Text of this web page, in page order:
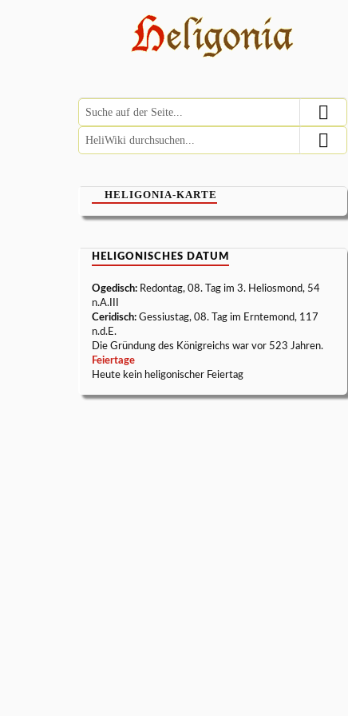
HELIGONIA-KARTE
HELIGONISCHES DATUM
Ogedisch:Redontag, 08. Tag im 3. Heliosmond, 54
n.A.III
Ceridisch:Gessiustag, 08. Tag im Erntemond, 117
n.d.E.
Die Gründung des Königreichs war vor 523 Jahren.
Feiertage
Heute kein heligonischer Feiertag